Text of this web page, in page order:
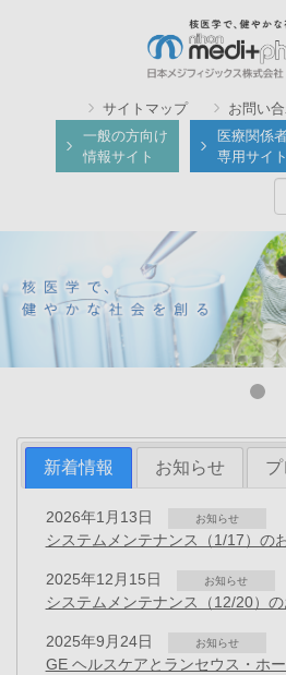
サイトマップ お問い
一般の方向け
情報サイト
医療関係
専用サイト
新着情報 お知らせ
2026年1月13日 お知らせ
システムメンテナンス（1/17）の
2025年12月15日 お知らせ
システムメンテナンス（12/20）
2025年9月24日 お知らせ
GE ヘルスケアとランセウス・ホ